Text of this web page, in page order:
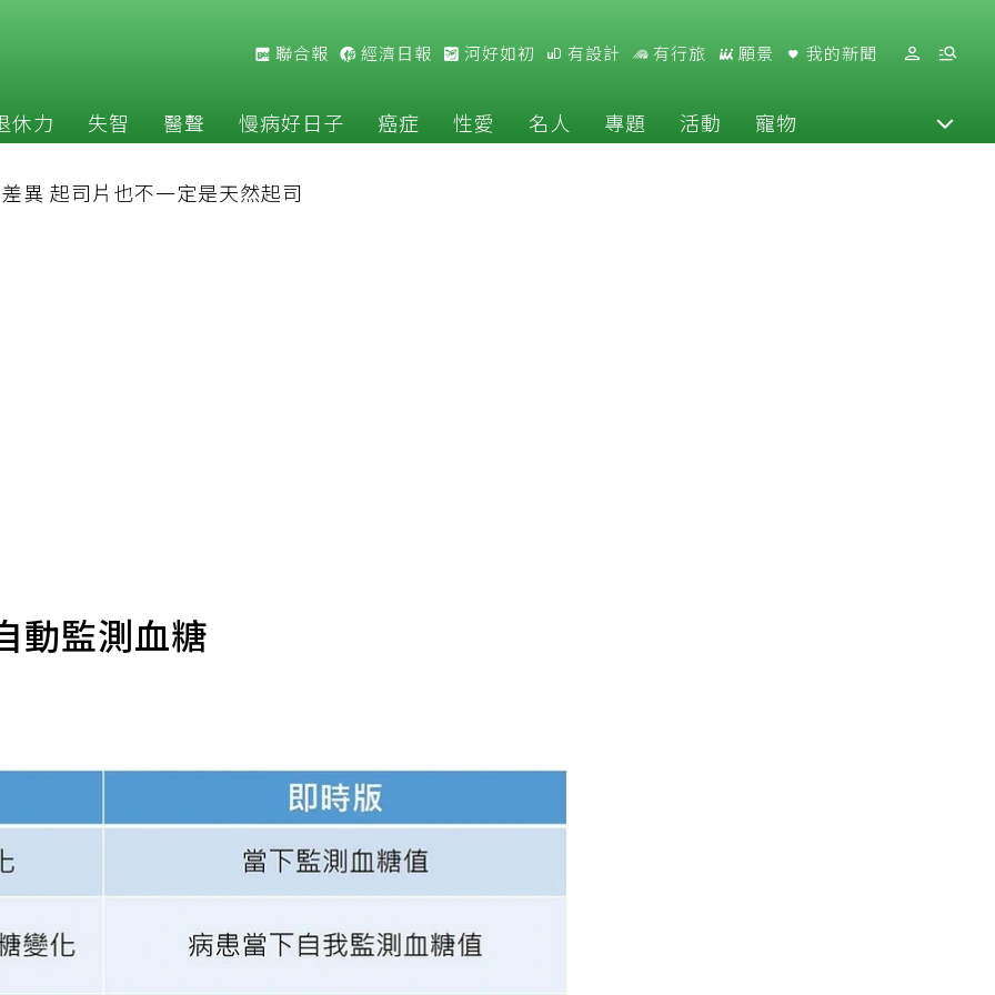
聯合報 經濟日報 河好如初 有設計 有行旅 願景 我的新聞
休力 失智 醫聲 慢病好日子 癌症 性愛 名人 專題 活動 寵物
異 起司片也不一定是天然起司
動監測血糖